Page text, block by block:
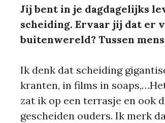
Jij bent in je dagdagelijks
scheiding. Ervaar jij dat er
buitenwereld? Tussen
Ik denk dat scheiding
kranten, in films in
zat ik op een terrasje en ook
gescheiden ouders. Ik merk